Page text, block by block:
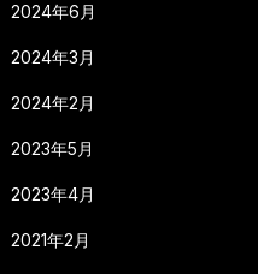
2024年6月
2024年3月
2024年2月
2023年5月
2023年4月
2021年2月